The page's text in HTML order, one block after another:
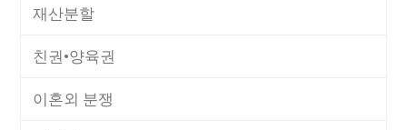
재산분할
친권•양육권
이혼외 분쟁